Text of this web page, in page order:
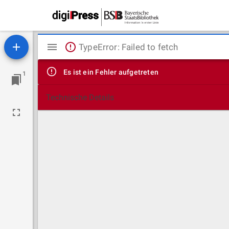
1
Mirador
Viewer
TypeError: Failed to fetch
Es ist ein Fehler aufgetreten
Technische Details